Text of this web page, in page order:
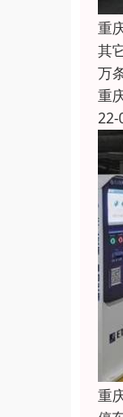
重
其
万
重
22-
重